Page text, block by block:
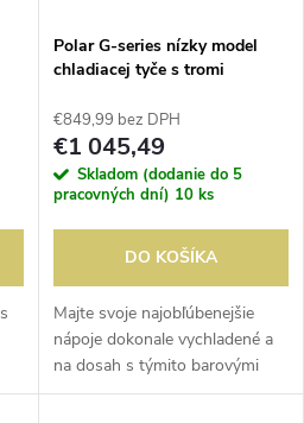
Polar G-series nízky model
chladiacej tyče s tromi
€849,99 bez DPH
€1 045,49
Skladom (dodanie do 5
pracovných dní) 10 ks
DO KOŠÍKA
Majte svoje najobľúbenejšie
nápoje dokonale vychladené a
na dosah s týmito barovými
chladičmi. Integrovaná regulácia